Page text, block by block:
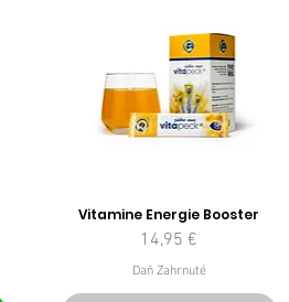
Vitamine Energie Booster
Cena
14,95 €
Daň Zahrnuté